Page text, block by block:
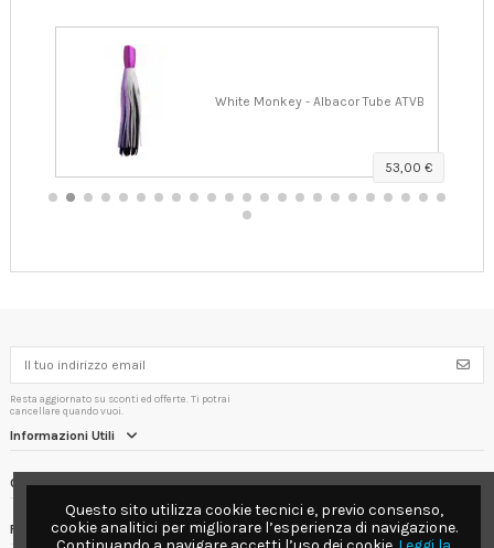
White Monkey - Albacor Tube ATVB
53,00 €
Resta aggiornato su sconti ed offerte. Ti potrai
cancellare quando vuoi.
Informazioni Utili
Contact us
Follow us
Questo sito utilizza cookie tecnici e, previo consenso,
cookie analitici per migliorare l’esperienza di navigazione.